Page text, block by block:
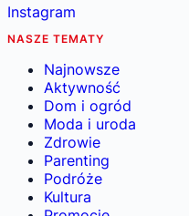
Instagram
NASZE TEMATY
Najnowsze
Aktywność
Dom i ogród
Moda i uroda
Zdrowie
Parenting
Podróże
Kultura